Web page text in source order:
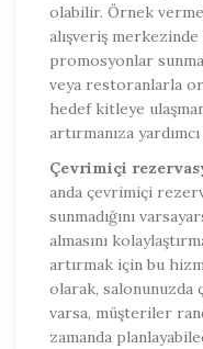
olabilir. Örnek
alışveriş
promosyonlar
veya restoranlarla
hedef kitleye
artırmanıza
Çevrimiçi
anda çevrimiçi
sunmadığını
almasını
artırmak için bu
olarak,
varsa, müşteriler
zamanda